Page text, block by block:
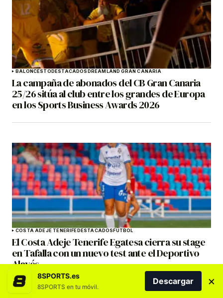
BALONCESTODESTACADOSDREAMLAND GRAN CANARIA
La campaña de abonados del CB Gran Canaria
25/26 sitúa al club entre los grandes de Europa
en los Sports Business Awards 2026
COSTA ADEJE TENERIFEDESTACADOSFÚTBOL
El Costa Adeje Tenerife Egatesa cierra su stage
en Tafalla con un nuevo test ante el Deportivo
Alavés
8SPORTS.es
8SPORTS en tu móvil.
Descargar ×